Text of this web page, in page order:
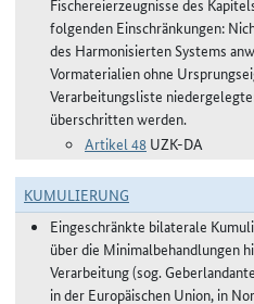
Fischereierzeugnisse des
folgenden Einschränkungen:
des Harmonisierten Systems
Vormaterialien ohne
Verarbeitungsliste
überschritten werden.
Artikel 48 UZK-DA
KUMULIERUNG
Eingeschränkte bilaterale
über die Minimalbehandlungen
Verarbeitung (sog.
in der Europäischen Union, in